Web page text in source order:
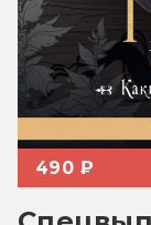
490 ₽